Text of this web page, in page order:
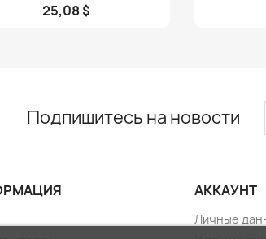
25,08 $
Подпишитесь на новости
АККАУНТ
Личные